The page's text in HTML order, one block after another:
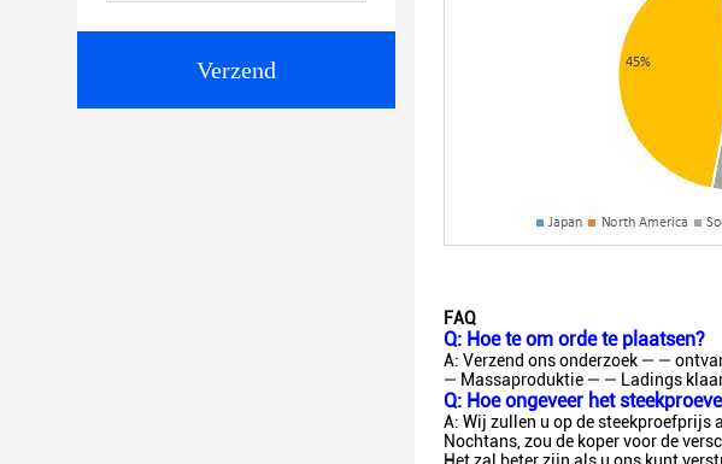
Verzend
FAQ
Q: Hoe te om orde te plaatsen?
A: Verzend ons onderzoek — —
— Massaproduktie — — Ladings
Q: Hoe ongeveer het
A: Wij zullen u op de steekproefprijs
Nochtans, zou de koper voor de